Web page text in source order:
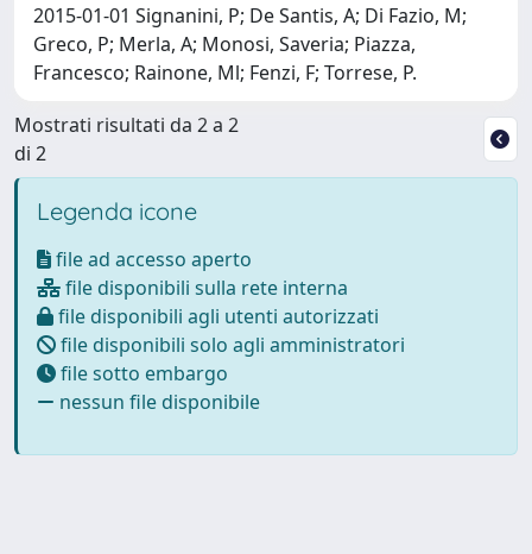
2015-01-01 Signanini, P; De Santis, A; Di Fazio, M;
Greco, P; Merla, A; Monosi, Saveria; Piazza,
Francesco; Rainone, Ml; Fenzi, F; Torrese, P.
Mostrati risultati da 2 a 2
di 2
Legenda icone
file ad accesso aperto
file disponibili sulla rete interna
file disponibili agli utenti autorizzati
file disponibili solo agli amministratori
file sotto embargo
nessun file disponibile